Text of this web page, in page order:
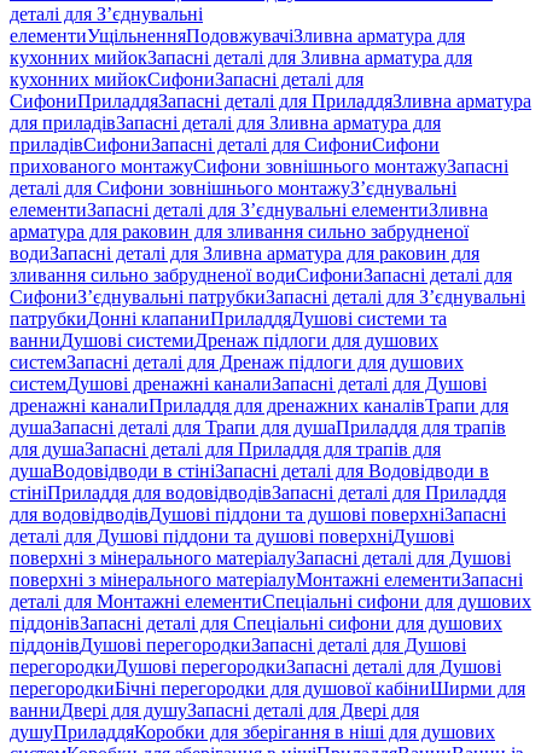
деталі для З’єднувальні
елементиУщільненняПодовжувачіЗливна арматура для
кухонних мийокЗапасні деталі для Зливна арматура для
кухонних мийокСифониЗапасні деталі для
СифониПриладдяЗапасні деталі для ПриладдяЗливна арматура
для приладівЗапасні деталі для Зливна арматура для
приладівСифониЗапасні деталі для СифониСифони
прихованого монтажуСифони зовнішнього монтажуЗапасні
деталі для Сифони зовнішнього монтажуЗ’єднувальні
елементиЗапасні деталі для З’єднувальні елементиЗливна
арматура для раковин для зливання сильно забрудненої
водиЗапасні деталі для Зливна арматура для раковин для
зливання сильно забрудненої водиСифониЗапасні деталі для
СифониЗ’єднувальні патрубкиЗапасні деталі для З’єднувальні
патрубкиДонні клапаниПриладдяДушові системи та
ванниДушові системиДренаж підлоги для душових
системЗапасні деталі для Дренаж підлоги для душових
системДушові дренажні каналиЗапасні деталі для Душові
дренажні каналиПриладдя для дренажних каналівТрапи для
душаЗапасні деталі для Трапи для душаПриладдя для трапів
для душаЗапасні деталі для Приладдя для трапів для
душаВодовідводи в стініЗапасні деталі для Водовідводи в
стініПриладдя для водовідводівЗапасні деталі для Приладдя
для водовідводівДушові піддони та душові поверхніЗапасні
деталі для Душові піддони та душові поверхніДушові
поверхні з мінерального матеріалуЗапасні деталі для Душові
поверхні з мінерального матеріалуМонтажні елементиЗапасні
деталі для Монтажні елементиСпеціальні сифони для душових
піддонівЗапасні деталі для Спеціальні сифони для душових
піддонівДушові перегородкиЗапасні деталі для Душові
перегородкиДушові перегородкиЗапасні деталі для Душові
перегородкиБічні перегородки для душової кабіниШирми для
ванниДвері для душуЗапасні деталі для Двері для
душуПриладдяКоробки для зберігання в ніші для душових